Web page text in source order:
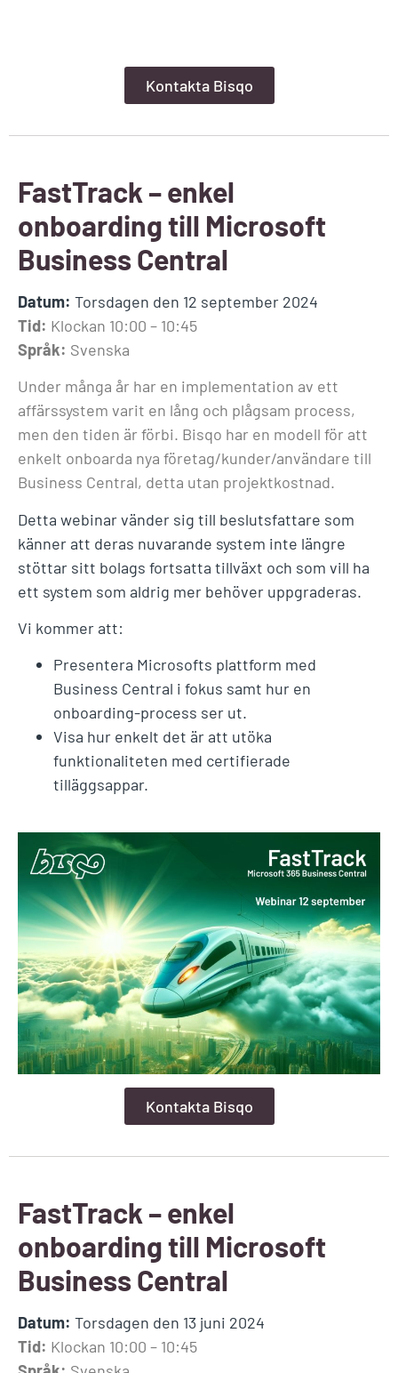
Kontakta Bisqo
FastTrack – enkel
onboarding till Microsoft
Business Central
Datum: Torsdagen den 12 september 2024
Tid: Klockan 10:00 – 10:45
Språk: Svenska
Under många år har en implementation av ett
affärssystem varit en lång och plågsam process,
men den tiden är förbi. Bisqo har en modell för att
enkelt onboarda nya företag/kunder/användare till
Business Central, detta utan projektkostnad.
Detta webinar vänder sig till beslutsfattare som
känner att deras nuvarande system inte längre
stöttar sitt bolags fortsatta tillväxt och som vill ha
ett system som aldrig mer behöver uppgraderas.
Vi kommer att:
Presentera Microsofts plattform med
Business Central i fokus samt hur en
onboarding-process ser ut.
Visa hur enkelt det är att utöka
funktionaliteten med certifierade
tilläggsappar.
Kontakta Bisqo
FastTrack – enkel
onboarding till Microsoft
Business Central
Datum: Torsdagen den 13 juni 2024
Tid: Klockan 10:00 – 10:45